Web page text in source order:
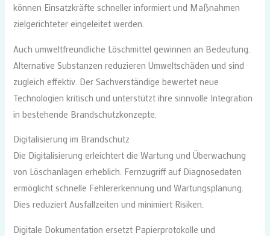
können Einsatzkräfte schneller informiert und Maßnahmen
zielgerichteter eingeleitet werden.
Auch umweltfreundliche Löschmittel gewinnen an Bedeutung.
Alternative Substanzen reduzieren Umweltschäden und sind
zugleich effektiv. Der Sachverständige bewertet neue
Technologien kritisch und unterstützt ihre sinnvolle Integration
in bestehende Brandschutzkonzepte.
Digitalisierung im Brandschutz
Die Digitalisierung erleichtert die Wartung und Überwachung
von Löschanlagen erheblich. Fernzugriff auf Diagnosedaten
ermöglicht schnelle Fehlererkennung und Wartungsplanung.
Dies reduziert Ausfallzeiten und minimiert Risiken.
Digitale Dokumentation ersetzt Papierprotokolle und